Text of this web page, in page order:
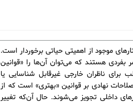
موجود از اهمیتی حیاتی برخوردار است.
بفردی هستند که می‌توان آن‌ها را «قوانین
برای ناظران خارجی غیرقابل شناسایی یا
نهادی بر قوانین «بهتری» است که از
داخلی تجویز می‌شوند. حال آن‌که تغییر